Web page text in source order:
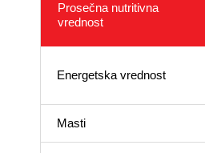
Prosečna nutritivna
vrednost
Energetska vrednost
Masti